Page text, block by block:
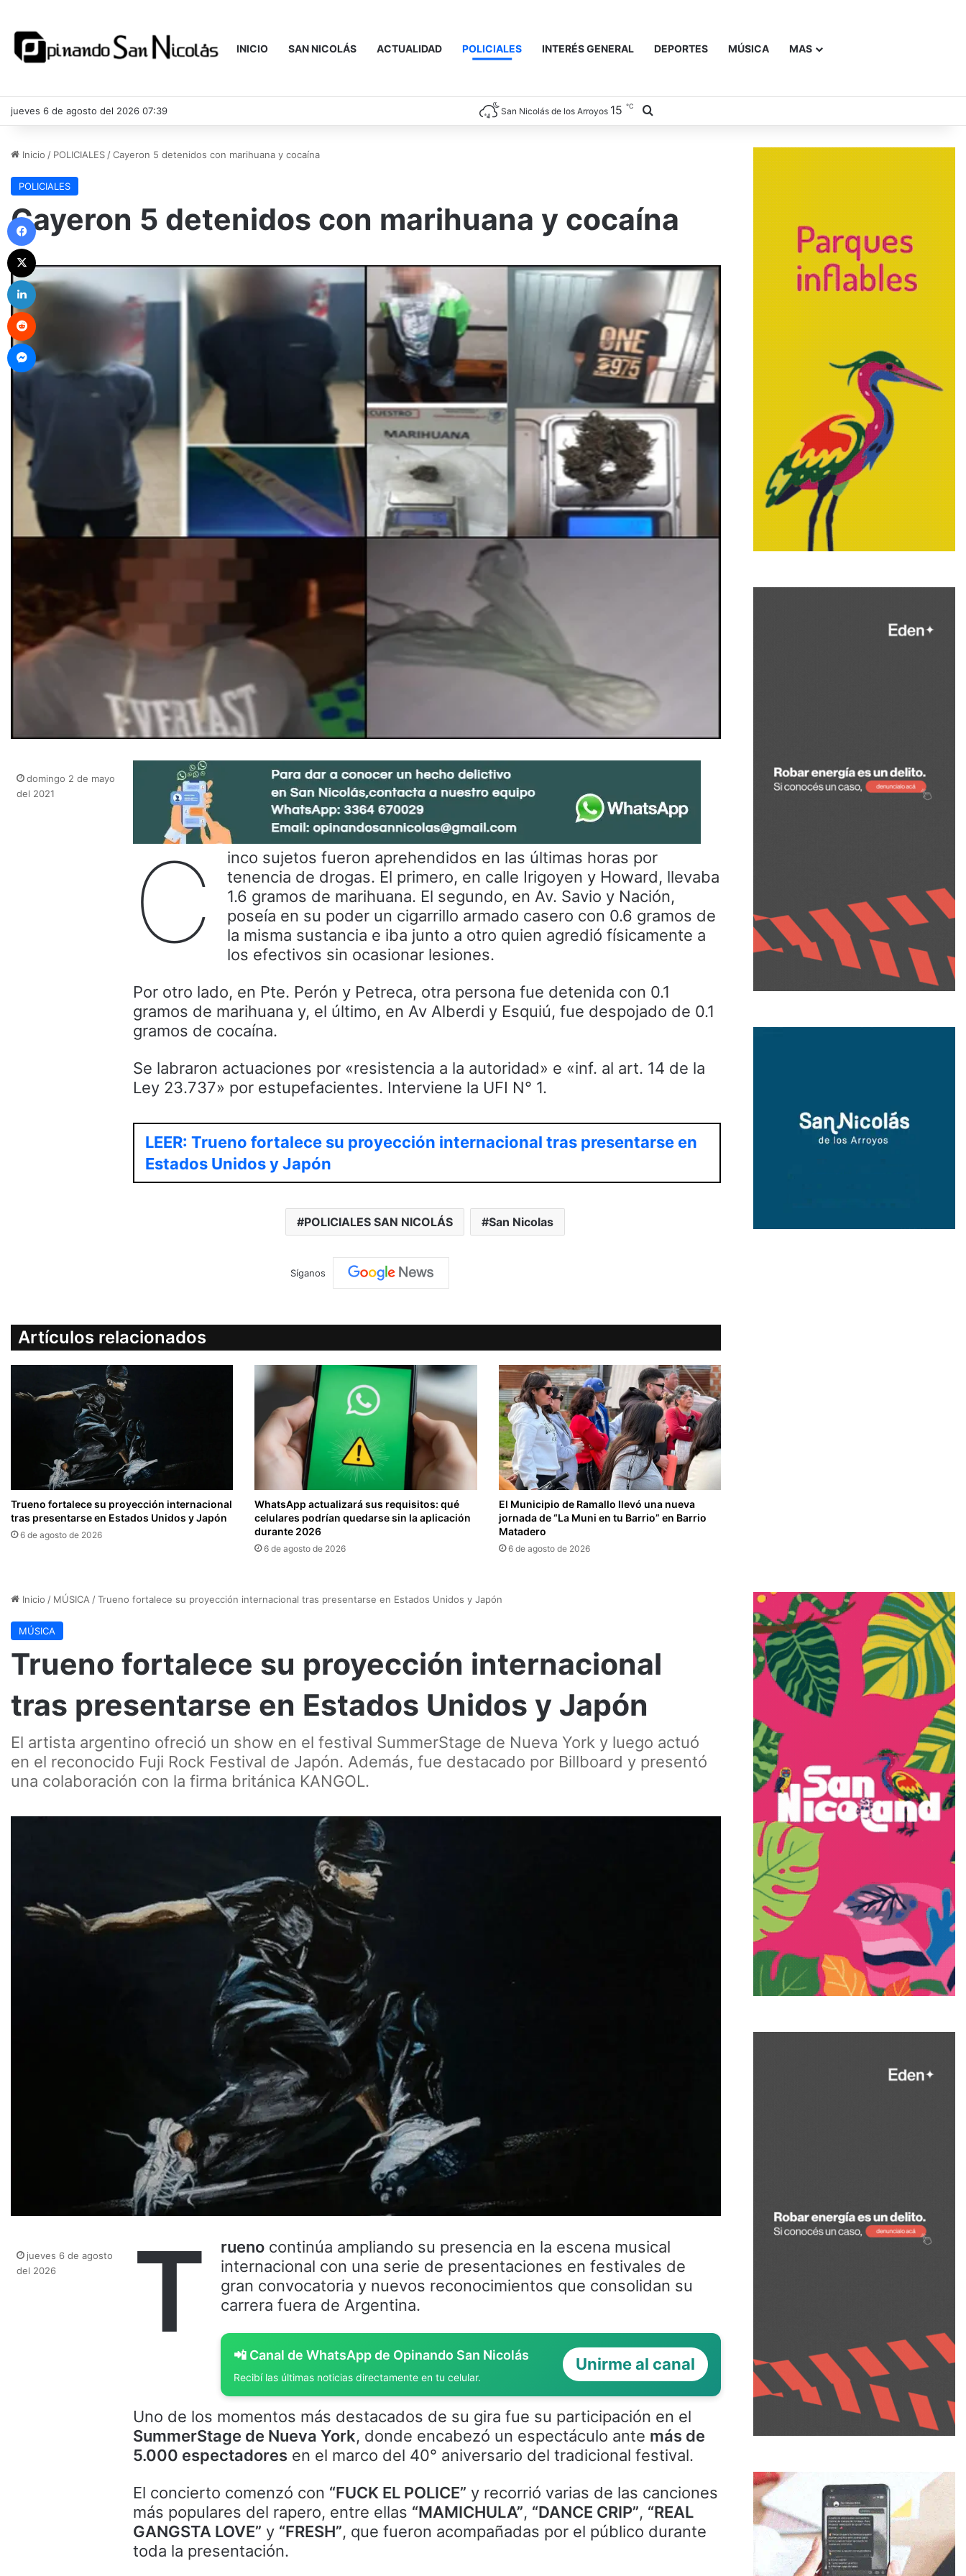
INICIO SAN NICOLÁS ACTUALIDAD POLICIALES INTERÉS GENERAL DEPORTES MÚSICA MAS
jueves 6 de agosto del 2026 07:39 San Nicolás de los Arroyos 15 ℃
Inicio / POLICIALES /Cayeron 5 detenidos con marihuana y cocaína
POLICIALES
Cayeron 5 detenidos con marihuana y cocaína
C
inco sujetos fueron aprehendidos en las últimas horas por
tenencia de drogas. El primero, en calle Irigoyen y Howard, llevaba
1.6 gramos de marihuana. El segundo, en Av. Savio y Nación,
poseía en su poder un cigarrillo armado casero con 0.6 gramos de
la misma sustancia e iba junto a otro quien agredió físicamente a
los efectivos sin ocasionar lesiones.
Por otro lado, en Pte. Perón y Petreca, otra persona fue detenida con 0.1
gramos de marihuana y, el último, en Av Alberdi y Esquiú, fue despojado de 0.1
gramos de cocaína.
Se labraron actuaciones por «resistencia a la autoridad» e «inf. al art. 14 de la
Ley 23.737» por estupefacientes. Interviene la UFI N° 1.
LEER: Trueno fortalece su proyección internacional tras presentarse en
Estados Unidos y Japón
POLICIALES SAN NICOLÁS San Nicolas
domingo 2 de mayo
del 2021
Síganos
Artículos relacionados
Trueno fortalece su proyección internacional
tras presentarse en Estados Unidos y Japón
6 de agosto de 2026
WhatsApp actualizará sus requisitos: qué
celulares podrían quedarse sin la aplicación
durante 2026
6 de agosto de 2026
El Municipio de Ramallo llevó una nueva
jornada de “La Muni en tu Barrio” en Barrio
Matadero
6 de agosto de 2026
Facebook
LinkedIn